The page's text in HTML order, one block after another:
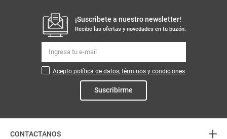
¡Suscribete a nuestro newsletter!
Recibe las ofertas y novedades en tu buzón.
Acepto política de datos, términos y condiciones
Suscribirme
CONTACTANOS +